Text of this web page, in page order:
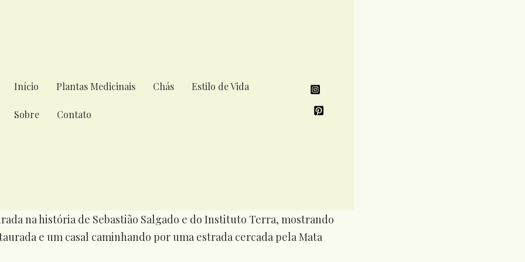
Início Plantas Medicinais Chás Estilo de Vida
Sobre Contato